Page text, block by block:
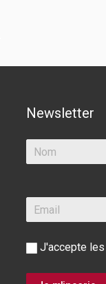
Newsletter
J'accepte les